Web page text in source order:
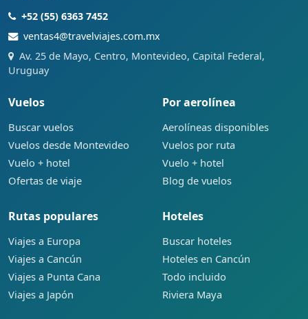
+52 (55) 6363 7452
ventas4@travelviajes.com.mx
Av. 25 de Mayo, Centro, Montevideo, Capital Federal,
Uruguay
Vuelos
Buscar vuelos
Vuelos desde Montevideo
Vuelo + hotel
Ofertas de viaje
Por aerolínea
Aerolíneas disponibles
Vuelos por ruta
Vuelo + hotel
Blog de vuelos
Rutas populares
Viajes a Europa
Viajes a Cancún
Viajes a Punta Cana
Viajes a Japón
Hoteles
Buscar hoteles
Hoteles en Cancún
Todo incluido
Riviera Maya